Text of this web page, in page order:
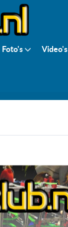
Foto's Video's